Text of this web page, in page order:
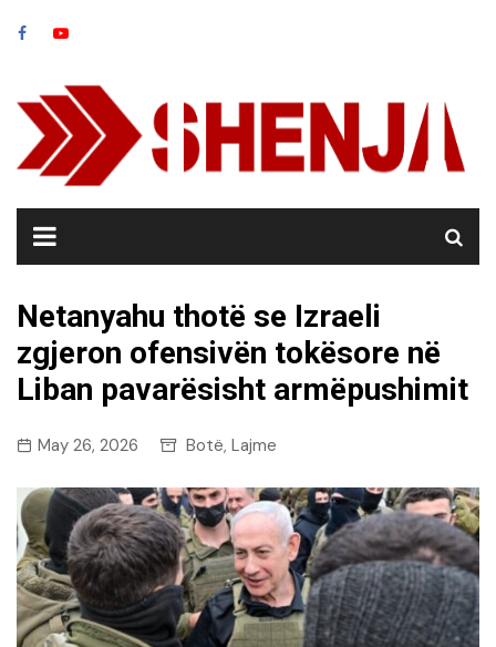
Netanyahu thotë se Izraeli
zgjeron ofensivën tokësore në
Liban pavarësisht armëpushimit
May 26, 2026 Botë, Lajme